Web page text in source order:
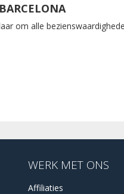
om alle
WERK MET ONS
Affiliaties